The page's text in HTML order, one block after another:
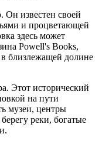
Он известен своей
и процветающей
здесь может
Powell's Books,
близлежащей долине
Этот исторический
на пути
музеи, центры
реки, богатые